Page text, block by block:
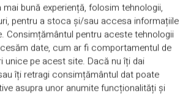
bună experiență, folosim tehnologii,
pentru a stoca și/sau accesa informațiile
Consimțământul pentru aceste tehnologii
date, cum ar fi comportamentul de
unice pe acest site. Dacă nu îți dai
îți retragi consimțământul dat poate
asupra unor anumite funcționalități și